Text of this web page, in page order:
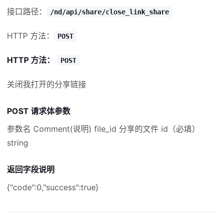
接口路径： /nd/api/share/close_link_share
HTTP 方法： POST
HTTP 方法： POST
关闭我打开的分享链接
POST 请求体参数
参数名 Comment(说明) file_id 分享的文件 id（必填）
string
返回字段说明
{"code":0,"success":true}